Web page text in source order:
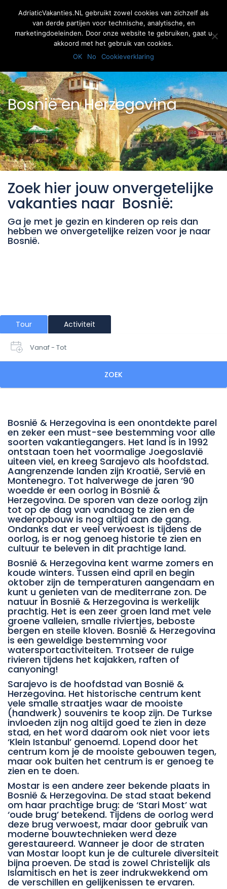
Inloggen Registreer
Bosnië en Herzegovina
Zoek hier jouw onvergetelijke
vakanties naar Bosnië:
Ga je met je gezin en kinderen op reis dan
hebben we onvergetelijke reizen voor je naar
Bosnië.
Tour Activiteit
Vanaf - Tot
ZOEK
Bosnië & Herzegovina is een onontdekte parel
en zeker een must-see bestemming voor alle
soorten vakantiegangers. Het land is in 1992
ontstaan toen het voormalige Joegoslavië
uiteen viel, en kreeg Sarajevo als hoofdstad.
Aangrenzende landen zijn Kroatië, Servië en
Montenegro. Tot halverwege de jaren ’90
woedde er een oorlog in Bosnië &
Herzegovina. De sporen van deze oorlog zijn
tot op de dag van vandaag te zien en de
wederopbouw is nog altijd aan de gang.
Ondanks dat er veel verwoest is tijdens de
oorlog, is er nog genoeg historie te zien en
cultuur te beleven in dit prachtige land.
Bosnië & Herzegovina kent warme zomers en
koude winters. Tussen eind april en begin
oktober zijn de temperaturen aangenaam en
kunt u genieten van de mediterrane zon. De
natuur in Bosnië & Herzegovina is werkelijk
prachtig. Het is een zeer groen land met vele
groene valleien, smalle riviertjes, beboste
bergen en steile kloven. Bosnië & Herzegovina
is een geweldige bestemming voor
watersportactiviteiten. Trotseer de ruige
rivieren tijdens het kajakken, raften of
canyoning!
Sarajevo is de hoofdstad van Bosnië &
Herzegovina. Het historische centrum kent
vele smalle straatjes waar de mooiste
(handwerk) souvenirs te koop zijn. De Turkse
invloeden zijn nog altijd goed te zien in deze
stad, en het word daarom ook niet voor iets
‘Klein Istanbul’ genoemd. Lopend door het
centrum kom je de mooiste gebouwen tegen,
maar ook buiten het centrum is er genoeg te
zien en te doen.
Mostar is een andere zeer bekende plaats in
Bosnië & Herzegovina. De stad staat bekend
om haar prachtige brug: de ‘Stari Most’ wat
‘oude brug’ betekend. Tijdens de oorlog werd
deze brug verwoest, maar door gebruik van
moderne bouwtechnieken werd deze
gerestaureerd. Wanneer je door de straten
van Mostar loopt kun je de culturele diversiteit
bijna proeven. De stad is zowel Christelijk als
Islamitisch en het is zeer indrukwekkend om
de verschillen en gelijkenissen te ervaren.
AdriaticVakanties.NL gebruikt zowel cookies van zichzelf als
van derde partijen voor technische, analytische, en
marketingdoeleinden. Door onze website te gebruiken, gaat u
akkoord met het gebruik van cookies.
OK
No Cookieverklaring